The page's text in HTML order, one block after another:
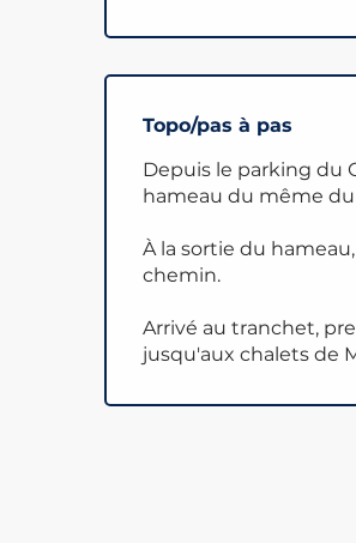
Topo/pas à pas
Depuis le parking du
hameau du même
À la sortie du
chemin.
Arrivé au tranchet,
jusqu'aux chalets de